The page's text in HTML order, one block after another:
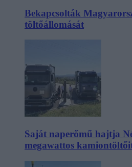
Bekapcsolták
töltőállomását
Saját naperőmű hajtja
megawattos